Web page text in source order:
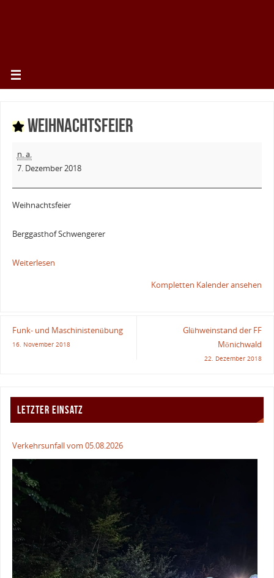
Weihnachtsfeier
n. a.
7. Dezember 2018
Weihnachtsfeier
Berggasthof Schwengerer
Weiterlesen
Kompletten Kalender ansehen
Funk- und Maschinistenübung
16. November 2018
Glühweinstand der FF
Mönichwald
22. Dezember 2018
LETZTER EINSATZ
Verkehrsunfall vom 05.08.2026